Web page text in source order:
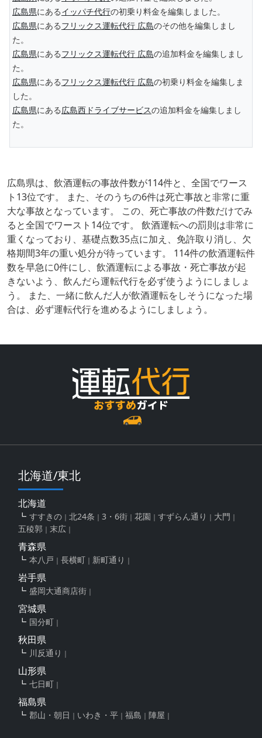
広島県にあるイッパチ代行の初乗り料金を編集しました。
広島県にあるフリックス運転代行 広島のその他を編集しまし
た。
広島県にあるフリックス運転代行 広島の追加料金を編集しまし
た。
広島県にあるフリックス運転代行 広島の初乗り料金を編集しま
した。
広島県にある広島西ドライブサービスの追加料金を編集しまし
た。
広島県は、飲酒運転の事故件数が114件と、全国でワース
ト13位です。 また、そのうちの6件は死亡事故と非常に重
大な事故となっています。 この、死亡事故の件数だけでみ
ると全国でワースト14位です。 飲酒運転への罰則は非常に
重くなっており、基礎点数35点に加え、免許取り消し、欠
格期間3年の重い処分が待っています。 114件の飲酒運転件
数を早急に0件にし、飲酒運転による事故・死亡事故が起
きないよう、飲んだら運転代行を必ず使うようにしましょ
う。 また、一緒に飲んだ人が飲酒運転をしそうになった場
合は、必ず運転代行を進めるようにしましょう。
北海道/東北
北海道
すすきの 北24条 3・6街 花園 すずらん通り
大門
五稜郭
末広
青森県
本八戸 長横町 新町通り
岩手県
盛岡大通商店街
宮城県
国分町
秋田県
川反通り
山形県
七日町
福島県
郡山・朝日 いわき・平 福島 陣屋